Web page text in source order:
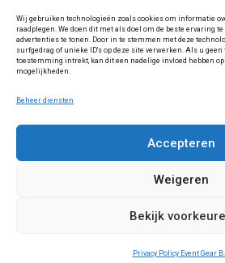
Wij gebruiken technologieën zoals cookies om informatie
raadplegen. We doen dit met als doel om de beste ervaring
advertenties te tonen. Door in te stemmen met deze
surfgedrag of unieke ID's op deze site verwerken. Als u
toestemming intrekt, kan dit een nadelige invloed hebben
mogelijkheden.
Beheer diensten
Accepteren
Weigeren
Bekijk
Privacy Policy Event Gear
Algemene voorwaarden
Privacy statement
Toegankelijkheidsverklaring